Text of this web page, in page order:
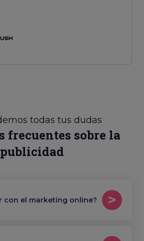
todas tus dudas
frecuentes sobre la
publicidad
con el marketing online?